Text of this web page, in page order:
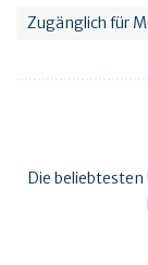
Zugänglich für
Die